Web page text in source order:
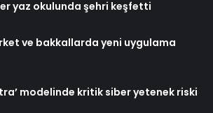
yaz okulunda şehri keşfetti
ve bakkallarda yeni uygulama
modelinde kritik siber yetenek riski